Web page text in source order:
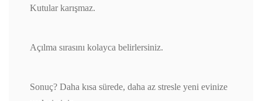
Kutular karışmaz.
Açılma sırasını kolayca belirlersiniz.
Sonuç? Daha kısa sürede, daha az stresle yeni evinize